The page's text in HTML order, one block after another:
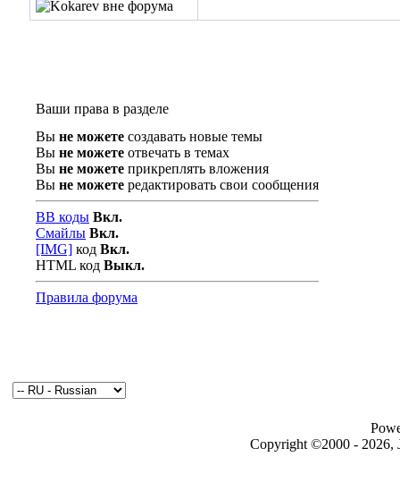
Ваши права в разделе
Вы не можете создавать новые темы
Вы не можете отвечать в темах
Вы не можете прикреплять вложения
Вы не можете редактировать свои сообщения
BB коды Вкл.
Смайлы Вкл.
[IMG] код Вкл.
HTML код Выкл.
Правила форума
Copyright ©2000 - 2026,